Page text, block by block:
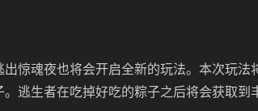
惊魂夜也将会开启全新的玩法。本次玩法
逃生者在吃掉好吃的粽子之后将会获取到